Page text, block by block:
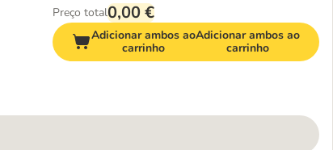
Preço total0,00 €
Adicionar ambos ao
carrinho
Adicionar ambos ao
carrinho